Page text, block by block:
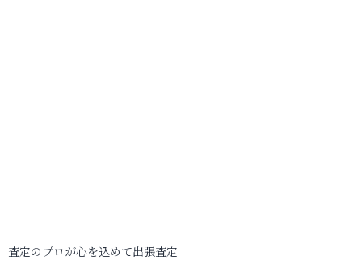
査定のプロが心を込めて出張査定